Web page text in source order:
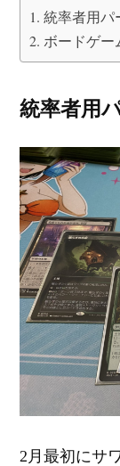
統率者用パ
ボードゲー
統率者用
2月最初にサ